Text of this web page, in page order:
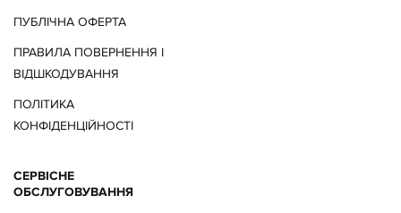
ПУБЛІЧНА ОФЕРТА
ПРАВИЛА ПОВЕРНЕННЯ І
ВІДШКОДУВАННЯ
ПОЛІТИКА
КОНФІДЕНЦІЙНОСТІ
СЕРВІСНЕ
ОБСЛУГОВУВАННЯ